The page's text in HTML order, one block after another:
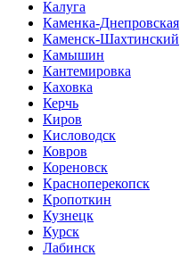
Калуга
Каменка-Днепровская
Каменск-Шахтинский
Камышин
Кантемировка
Каховка
Керчь
Киров
Кисловодск
Ковров
Кореновск
Красноперекопск
Кропоткин
Кузнецк
Курск
Лабинск